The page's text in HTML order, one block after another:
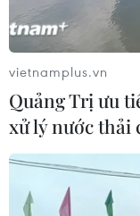
nhằm gây áp lực
vietnamplus.vn
Quảng Trị ưu
xử lý nước thải